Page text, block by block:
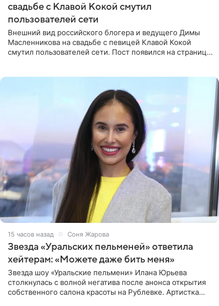
свадьбе с Клавой Кокой смутил
пользователей сети
Внешний вид российского блогера и ведущего Димы
Масленникова на свадьбе с певицей Клавой Кокой
смутил пользователей сети. Пост появился на странице
15 часов назад Соня Жарова
Звезда «Уральских пельменей» ответила
хейтерам: «Можете даже бить меня»
Звезда шоу «Уральские пельмени» Илана Юрьева
столкнулась с волной негатива после анонса открытия
собственного салона красоты на Рублевке. Артистка